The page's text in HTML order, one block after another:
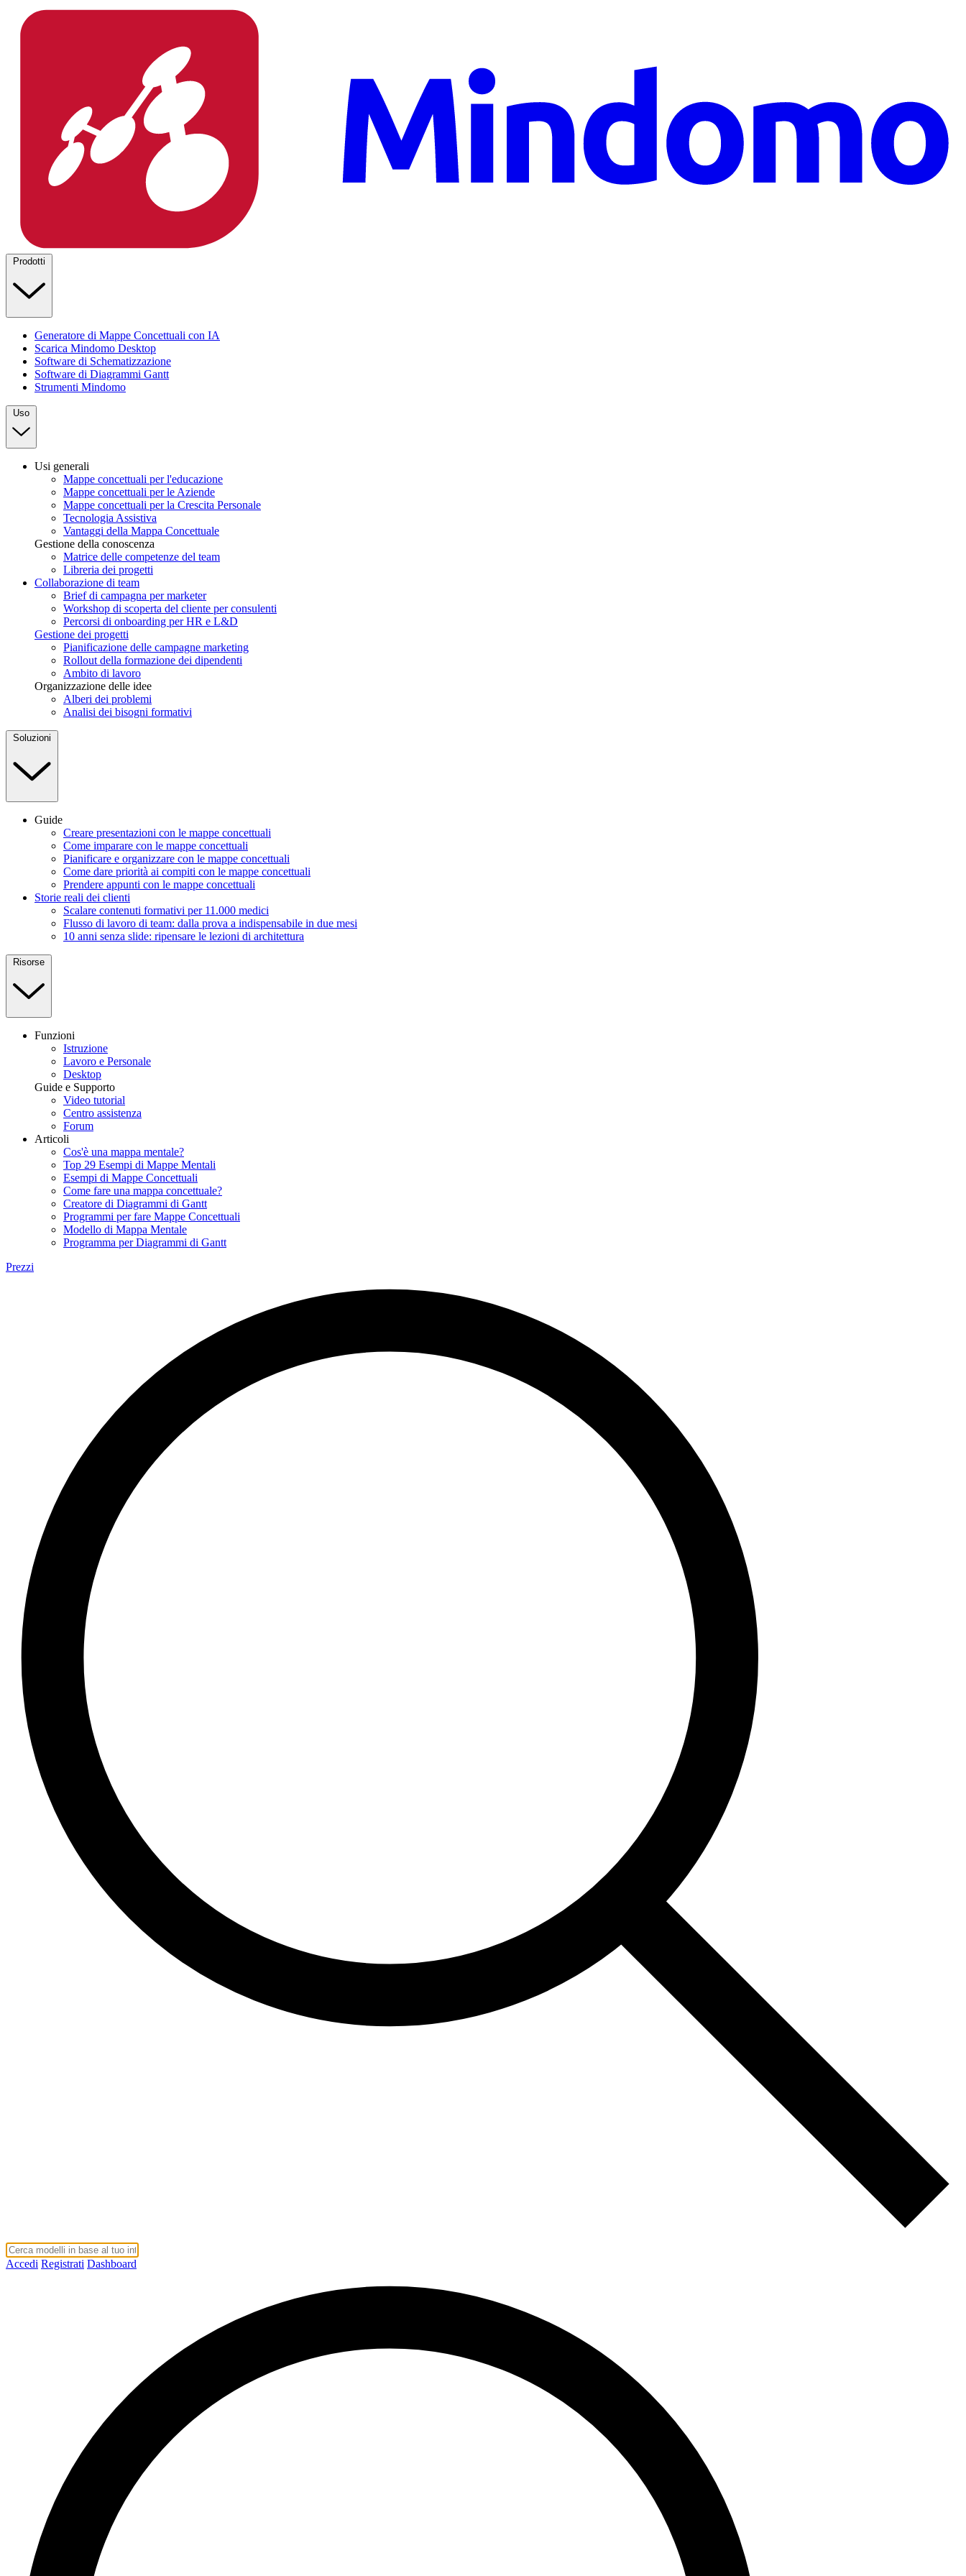
Prodotti
Generatore di Mappe Concettuali con IA
Scarica Mindomo Desktop
Software di Schematizzazione
Software di Diagrammi Gantt
Strumenti Mindomo
Uso
Usi generali
Mappe concettuali per l'educazione
Mappe concettuali per le Aziende
Mappe concettuali per la Crescita Personale
Tecnologia Assistiva
Vantaggi della Mappa Concettuale
Gestione della conoscenza
Matrice delle competenze del team
Libreria dei progetti
Collaborazione di team
Brief di campagna per marketer
Workshop di scoperta del cliente per consulenti
Percorsi di onboarding per HR e L&D
Gestione dei progetti
Pianificazione delle campagne marketing
Rollout della formazione dei dipendenti
Ambito di lavoro
Organizzazione delle idee
Alberi dei problemi
Analisi dei bisogni formativi
Soluzioni
Guide
Creare presentazioni con le mappe concettuali
Come imparare con le mappe concettuali
Pianificare e organizzare con le mappe concettuali
Come dare priorità ai compiti con le mappe concettuali
Prendere appunti con le mappe concettuali
Storie reali dei clienti
Scalare contenuti formativi per 11.000 medici
Flusso di lavoro di team: dalla prova a indispensabile in due mesi
10 anni senza slide: ripensare le lezioni di architettura
Risorse
Funzioni
Istruzione
Lavoro e Personale
Desktop
Guide e Supporto
Video tutorial
Centro assistenza
Forum
Articoli
Cos'è una mappa mentale?
Top 29 Esempi di Mappe Mentali
Esempi di Mappe Concettuali
Come fare una mappa concettuale?
Creatore di Diagrammi di Gantt
Programmi per fare Mappe Concettuali
Modello di Mappa Mentale
Programma per Diagrammi di Gantt
Prezzi
Accedi Registrati Dashboard